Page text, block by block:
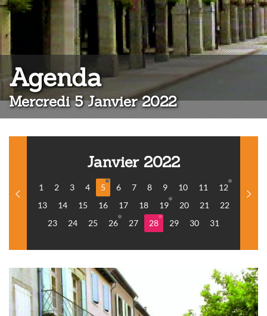
Agenda:
Mercredi 5 Janvier 2022
Janvier 2022
1 2 3 4 5 6 7 8 9 10 11
12
13
14 15 16 17 18 19 20 21
22
23
24 25 26 27 28 29 30 31